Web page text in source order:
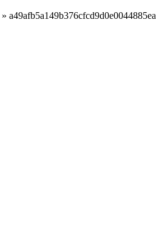
» a49afb5a149b376cfcd9d0e0044885ea